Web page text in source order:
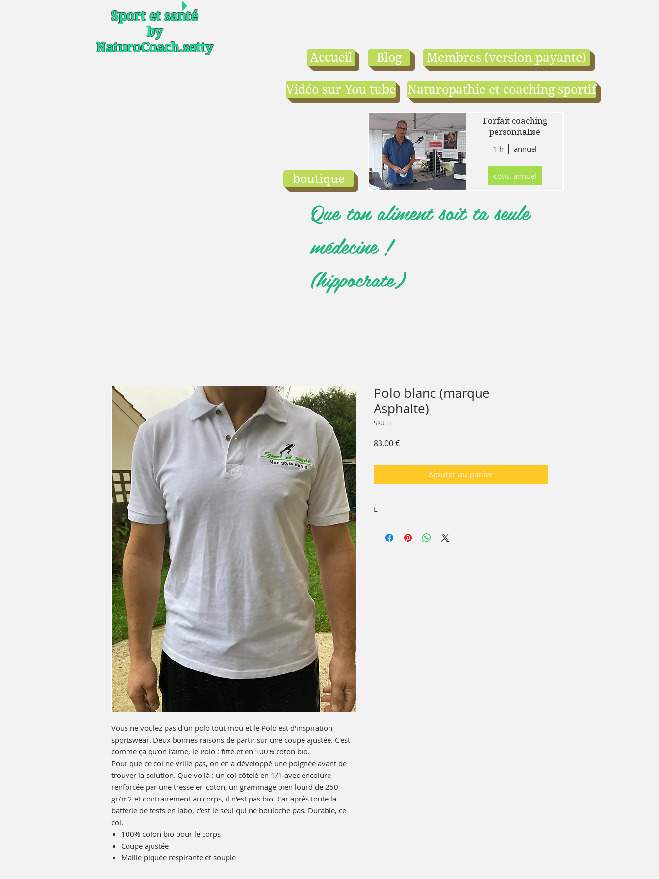
Sport et santé
by
NaturoCoach.setty
Accueil Blog Membres (version payante)
Vidéo sur You tube Naturopathie et coaching sportif
boutique
- le tarif comprend:
conférence par
mois en salle ou en
ligne.
2) 1 cours en
groupe de condition
physique en ligne
ou en salle par
semaine (sauf juillet
Forfait coaching
personnalisé
1 h
annuel
cotis. annuel
Que ton aliment soit ta seule
médecine !
(hippocrate)
Vous ne voulez pas d'un polo tout mou et le Polo est d'inspiration
sportswear. Deux bonnes raisons de partir sur une coupe ajustée. C'est
comme ça qu'on l'aime, le Polo : fitté et en 100% coton bio.
Pour que ce col ne vrille pas, on en a développé une poignée avant de
trouver la solution. Que voilà : un col côtelé en 1/1 avec encolure
renforcée par une tresse en coton, un grammage bien lourd de 250
gr/m2 et contrairement au corps, il n'est pas bio. Car après toute la
batterie de tests en labo, c'est le seul qui ne bouloche pas. Durable, ce
col.
100% coton bio pour le corps
Coupe ajustée
Maille piquée respirante et souple
Polo blanc (marque
Asphalte)
SKU : L
83,00 €Prix
Ajouter au panier
L